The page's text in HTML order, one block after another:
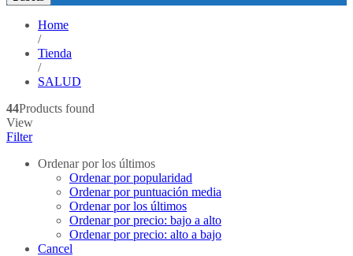
Home
/
Tienda
/
SALUD
44Products found
View
Filter
Ordenar por los últimos
Ordenar por popularidad
Ordenar por puntuación media
Ordenar por los últimos
Ordenar por precio: bajo a alto
Ordenar por precio: alto a bajo
Cancel